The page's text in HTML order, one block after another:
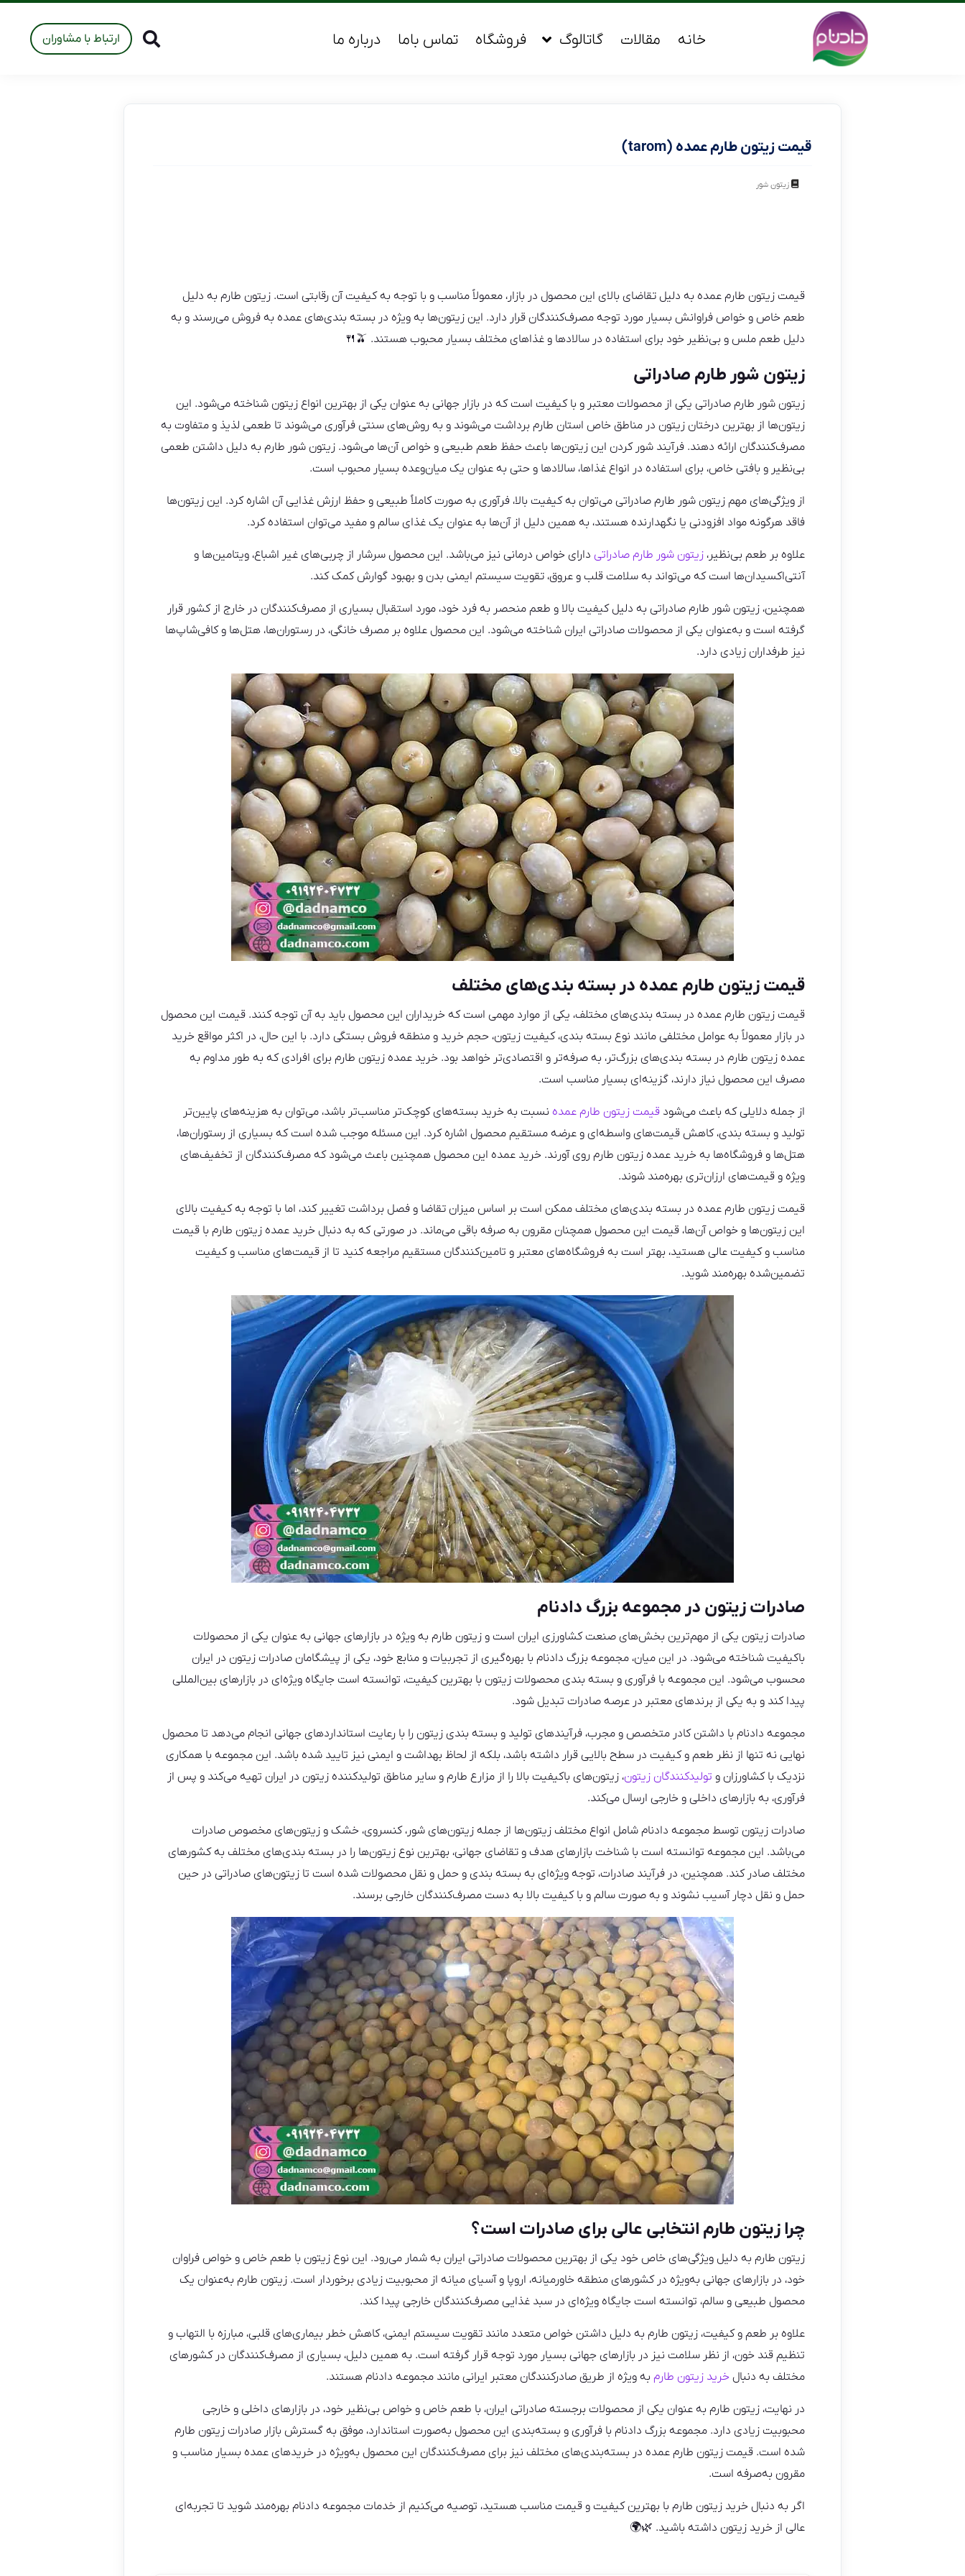
خانه مقالات گاتالوگ فروشگاه تماس باما درباره ما ارتباط با مشاوران
قیمت زیتون طارم عمده (tarom)
زیتون شور
قیمت زیتون طارم عمده به دلیل تقاضای بالای این محصول در بازار، معمولاً مناسب و با توجه به کیفیت آن رقابتی است. زیتون طارم به دلیل
طعم خاص و خواص فراوانش بسیار مورد توجه مصرف‌کنندگان قرار دارد. این زیتون‌ها به‌ ویژه در بسته‌ بندی‌های عمده به فروش می‌رسند و به
دلیل طعم ملس و بی‌نظیر خود برای استفاده در سالادها و غذاهای مختلف بسیار محبوب هستند. 🫒🍴
زیتون شور طارم صادراتی
زیتون شور طارم صادراتی یکی از محصولات معتبر و با کیفیت است که در بازار جهانی به عنوان یکی از بهترین انواع زیتون شناخته می‌شود. این
زیتون‌ها از بهترین درختان زیتون در مناطق خاص استان طارم برداشت می‌شوند و به روش‌های سنتی فرآوری می‌شوند تا طعمی لذیذ و متفاوت به
مصرف‌کنندگان ارائه دهند. فرآیند شور کردن این زیتون‌ها باعث حفظ طعم طبیعی و خواص آن‌ها می‌شود. زیتون شور طارم به دلیل داشتن طعمی
بی‌نظیر و بافتی خاص، برای استفاده در انواع غذاها، سالادها و حتی به عنوان یک میان‌وعده بسیار محبوب است.
از ویژگی‌های مهم زیتون شور طارم صادراتی می‌توان به کیفیت بالا، فرآوری به‌ صورت کاملاً طبیعی و حفظ ارزش غذایی آن اشاره کرد. این زیتون‌ها
فاقد هرگونه مواد افزودنی یا نگهدارنده هستند، به همین دلیل از آن‌ها به عنوان یک غذای سالم و مفید می‌توان استفاده کرد.
علاوه بر طعم بی‌نظیر، زیتون شور طارم صادراتی دارای خواص درمانی نیز می‌باشد. این محصول سرشار از چربی‌های غیر اشباع، ویتامین‌ها و
آنتی‌اکسیدان‌ها است که می‌تواند به سلامت قلب و عروق، تقویت سیستم ایمنی بدن و بهبود گوارش کمک کند.
همچنین، زیتون شور طارم صادراتی به دلیل کیفیت بالا و طعم منحصر به فرد خود، مورد استقبال بسیاری از مصرف‌کنندگان در خارج از کشور قرار
گرفته است و به‌عنوان یکی از محصولات صادراتی ایران شناخته می‌شود. این محصول علاوه بر مصرف خانگی، در رستوران‌ها، هتل‌ها و کافی‌شاپ‌ها
نیز طرفداران زیادی دارد.
قیمت زیتون طارم عمده در بسته‌ بندی‌های مختلف
قیمت زیتون طارم عمده در بسته‌ بندی‌های مختلف، یکی از موارد مهمی است که خریداران این محصول باید به آن توجه کنند. قیمت این محصول
در بازار معمولاً به عوامل مختلفی مانند نوع بسته‌ بندی، کیفیت زیتون، حجم خرید و منطقه فروش بستگی دارد. با این حال، در اکثر مواقع خرید
عمده زیتون طارم در بسته‌ بندی‌های بزرگ‌تر، به‌ صرفه‌تر و اقتصادی‌تر خواهد بود. خرید عمده زیتون طارم برای افرادی که به‌ طور مداوم به
مصرف این محصول نیاز دارند، گزینه‌ای بسیار مناسب است.
از جمله دلایلی که باعث می‌شود قیمت زیتون طارم عمده نسبت به خرید بسته‌های کوچک‌تر مناسب‌تر باشد، می‌توان به هزینه‌های پایین‌تر
تولید و بسته‌ بندی، کاهش قیمت‌های واسطه‌ای و عرضه مستقیم محصول اشاره کرد. این مسئله موجب شده است که بسیاری از رستوران‌ها،
هتل‌ها و فروشگاه‌ها به خرید عمده زیتون طارم روی آورند. خرید عمده این محصول همچنین باعث می‌شود که مصرف‌کنندگان از تخفیف‌های
ویژه و قیمت‌های ارزان‌تری بهره‌مند شوند.
قیمت زیتون طارم عمده در بسته‌ بندی‌های مختلف ممکن است بر اساس میزان تقاضا و فصل برداشت تغییر کند، اما با توجه به کیفیت بالای
این زیتون‌ها و خواص آن‌ها، قیمت این محصول همچنان مقرون به‌ صرفه باقی می‌ماند. در صورتی که به دنبال خرید عمده زیتون طارم با قیمت
مناسب و کیفیت عالی هستید، بهتر است به فروشگاه‌های معتبر و تامین‌کنندگان مستقیم مراجعه کنید تا از قیمت‌های مناسب و کیفیت
تضمین‌شده بهره‌مند شوید.
صادرات زیتون در مجموعه بزرگ دادنام
صادرات زیتون یکی از مهم‌ترین بخش‌های صنعت کشاورزی ایران است و زیتون طارم به‌ ویژه در بازارهای جهانی به عنوان یکی از محصولات
باکیفیت شناخته می‌شود. در این میان، مجموعه بزرگ دادنام با بهره‌گیری از تجربیات و منابع خود، یکی از پیشگامان صادرات زیتون در ایران
محسوب می‌شود. این مجموعه با فرآوری و بسته‌ بندی محصولات زیتون با بهترین کیفیت، توانسته است جایگاه ویژه‌ای در بازارهای بین‌المللی
پیدا کند و به یکی از برندهای معتبر در عرصه صادرات تبدیل شود.
مجموعه دادنام با داشتن کادر متخصص و مجرب، فرآیندهای تولید و بسته‌ بندی زیتون را با رعایت استانداردهای جهانی انجام می‌دهد تا محصول
نهایی نه تنها از نظر طعم و کیفیت در سطح بالایی قرار داشته باشد، بلکه از لحاظ بهداشت و ایمنی نیز تایید شده باشد. این مجموعه با همکاری
نزدیک با کشاورزان و تولیدکنندگان زیتون، زیتون‌های باکیفیت بالا را از مزارع طارم و سایر مناطق تولیدکننده زیتون در ایران تهیه می‌کند و پس از
فرآوری، به بازارهای داخلی و خارجی ارسال می‌کند.
صادرات زیتون توسط مجموعه دادنام شامل انواع مختلف زیتون‌ها از جمله زیتون‌های شور، کنسروی، خشک و زیتون‌های مخصوص صادرات
می‌باشد. این مجموعه توانسته است با شناخت بازارهای هدف و تقاضای جهانی، بهترین نوع زیتون‌ها را در بسته‌ بندی‌های مختلف به کشورهای
مختلف صادر کند. همچنین، در فرآیند صادرات، توجه ویژه‌ای به بسته‌ بندی و حمل و نقل محصولات شده است تا زیتون‌های صادراتی در حین
حمل و نقل دچار آسیب نشوند و به‌ صورت سالم و با کیفیت بالا به دست مصرف‌کنندگان خارجی برسند.
چرا زیتون طارم انتخابی عالی برای صادرات است؟
زیتون طارم به دلیل ویژگی‌های خاص خود یکی از بهترین محصولات صادراتی ایران به شمار می‌رود. این نوع زیتون با طعم خاص و خواص فراوان
خود، در بازارهای جهانی به‌ویژه در کشورهای منطقه خاورمیانه، اروپا و آسیای میانه از محبوبیت زیادی برخوردار است. زیتون طارم به‌عنوان یک
محصول طبیعی و سالم، توانسته است جایگاه ویژه‌ای در سبد غذایی مصرف‌کنندگان خارجی پیدا کند.
علاوه بر طعم و کیفیت، زیتون طارم به دلیل داشتن خواص متعدد مانند تقویت سیستم ایمنی، کاهش خطر بیماری‌های قلبی، مبارزه با التهاب و
تنظیم قند خون، از نظر سلامت نیز در بازارهای جهانی بسیار مورد توجه قرار گرفته است. به همین دلیل، بسیاری از مصرف‌کنندگان در کشورهای
مختلف به دنبال خرید زیتون طارم به‌ ویژه از طریق صادرکنندگان معتبر ایرانی مانند مجموعه دادنام هستند.
در نهایت، زیتون طارم به عنوان یکی از محصولات برجسته صادراتی ایران، با طعم خاص و خواص بی‌نظیر خود، در بازارهای داخلی و خارجی
محبوبیت زیادی دارد. مجموعه بزرگ دادنام با فرآوری و بسته‌بندی این محصول به‌صورت استاندارد، موفق به گسترش بازار صادرات زیتون طارم
شده است. قیمت زیتون طارم عمده در بسته‌بندی‌های مختلف نیز برای مصرف‌کنندگان این محصول به‌ویژه در خریدهای عمده بسیار مناسب و
مقرون به‌صرفه است.
اگر به دنبال خرید زیتون طارم با بهترین کیفیت و قیمت مناسب هستید، توصیه می‌کنیم از خدمات مجموعه دادنام بهره‌مند شوید تا تجربه‌ای
عالی از خرید زیتون داشته باشید. 🌿🌍